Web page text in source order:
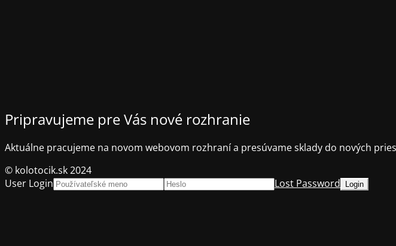
Pripravujeme pre Vás nové rozhranie
Aktuálne pracujeme na novom webovom rozhraní a presúvame sklady do nových
© kolotocik.sk 2024
User Login
Lost Password